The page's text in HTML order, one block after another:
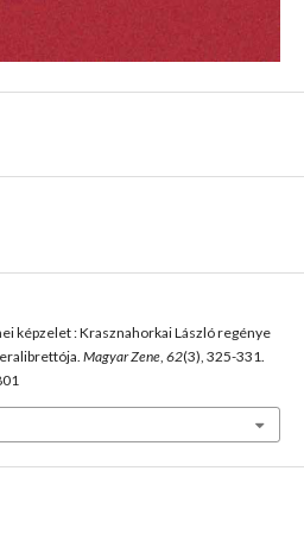
képzelet : Krasznahorkai László regénye
Magyar Zene 62(3), 325-331.